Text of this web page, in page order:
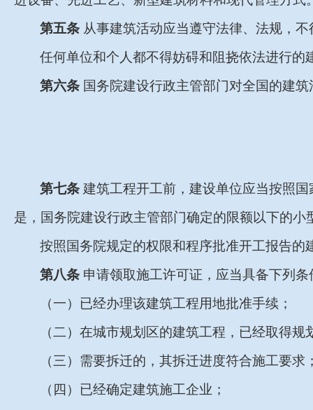
第五条 从事建筑活动应当遵守法律、法规，
任何单位和个人都不得妨碍和阻挠依法进行的
第六条 国务院建设行政主管部门对全国的建
第七条 建筑工程开工前，建设单位应当按照
是，国务院建设行政主管部门确定的限额以下的小
按照国务院规定的权限和程序批准开工报告的
第八条 申请领取施工许可证，应当具备下列条
（一）已经办理该建筑工程用地批准手续；
（二）在城市规划区的建筑工程，已经取得规
（三）需要拆迁的，其拆迁进度符合施工要求
（四）已经确定建筑施工企业；